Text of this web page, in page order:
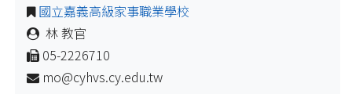
國立嘉義高級家事職業學校
林 教官
05-2226710
mo@cyhvs.cy.edu.tw